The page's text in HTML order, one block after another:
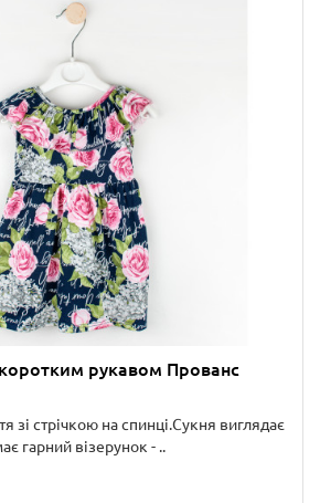
рукавом Прованс
зі стрічкою на спинці.Сукня виглядає
гарний візерунок - ..